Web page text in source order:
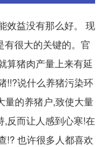
效益没有那么好。 现
有很大的关键的。官
算猪肉产量上来有延
!!?说什么养猪污染环
量的养猪户,致使大量
反而让人感到心寒!在
!? 也许很多人都喜欢